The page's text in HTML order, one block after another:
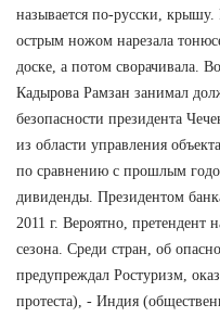
называется по-русски,
острым ножом нарезала
доске, а потом сворачивала.
Кадырова Рамзан занимал
безопасности президента
из области управления
по сравнению с прошлым
дивиденды. Президентом
2011 г. Вероятно,
сезона. Среди стран, об
предупреждал Ростуризм,
протеста), - Индия